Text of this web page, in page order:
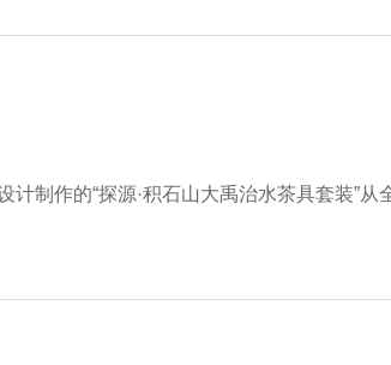
制作的“探源·积石山大禹治水茶具套装”从